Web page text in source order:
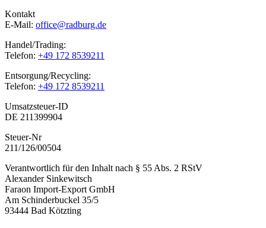
Kontakt
E-Mail: office@radburg.de
Handel/Trading:
Telefon: +49 172 8539211
Entsorgung/Recycling:
Telefon: +49 172 8539211
Umsatzsteuer-ID
DE 211399904
Steuer-Nr
211/126/00504
Verantwortlich für den Inhalt nach § 55 Abs. 2 RStV
Alexander Sinkewitsch
Faraon Import-Export GmbH
Am Schinderbuckel 35/5
93444 Bad Kötzting